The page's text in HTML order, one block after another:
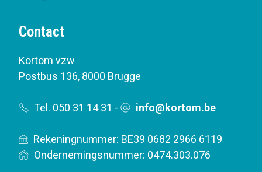
Contact
Kortom vzw
Postbus 136, 8000 Brugge
Tel. 050 31 14 31 - info@kortom.be
Rekeningnummer: BE39 0682 2966 6119
Ondernemingsnummer: 0474.303.076